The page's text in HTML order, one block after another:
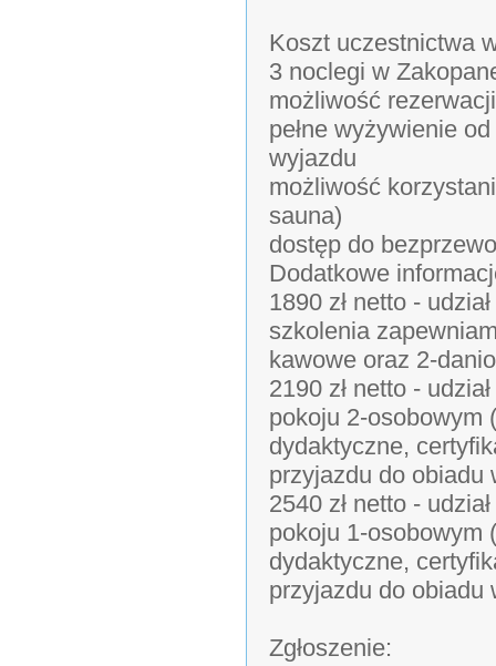
Koszt uczestnictwa
3 noclegi w
możliwość
pełne wyżywienie
wyjazdu
możliwość
sauna)
dostęp do
Dodatkowe
1890 zł netto -
szkolenia
kawowe oraz 2-
2190 zł netto -
pokoju 2-osobowym
dydaktyczne,
przyjazdu do obiadu
2540 zł netto -
pokoju 1-osobowym
dydaktyczne,
przyjazdu do obiadu
Zgłoszenie: